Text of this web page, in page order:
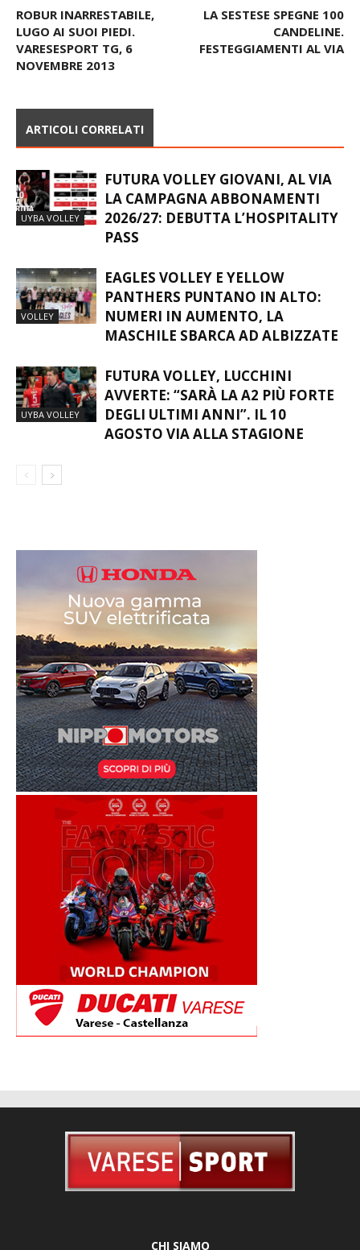
ROBUR INARRESTABILE,
LUGO AI SUOI PIEDI.
VARESESPORT TG, 6
NOVEMBRE 2013
LA SESTESE SPEGNE 100
CANDELINE.
FESTEGGIAMENTI AL VIA
ARTICOLI CORRELATI
UYBA VOLLEY
FUTURA VOLLEY GIOVANI, AL VIA
LA CAMPAGNA ABBONAMENTI
2026/27: DEBUTTA L’HOSPITALITY
PASS
VOLLEY
EAGLES VOLLEY E YELLOW
PANTHERS PUNTANO IN ALTO:
NUMERI IN AUMENTO, LA
MASCHILE SBARCA AD ALBIZZATE
UYBA VOLLEY
FUTURA VOLLEY, LUCCHINI
AVVERTE: “SARÀ LA A2 PIÙ FORTE
DEGLI ULTIMI ANNI”. IL 10
AGOSTO VIA ALLA STAGIONE
CHI SIAMO